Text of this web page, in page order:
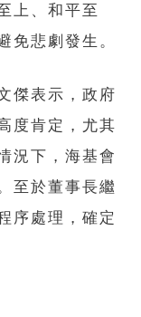
上、和平至
免悲劇發生。
傑表示，政府
度肯定，尤其
況下，海基會
至於董事長繼
序處理，確定